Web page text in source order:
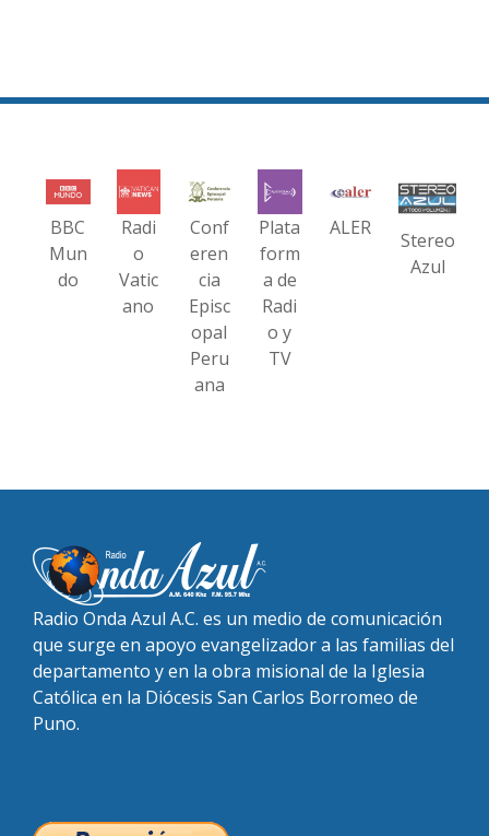
BBC
Mun
do
Radi
o
Vatic
ano
Conf
eren
cia
Episc
opal
Peru
ana
Plata
form
a de
Radi
o y
TV
ALER
Stereo
Azul
Radio Onda Azul A.C. es un medio de comunicación
que surge en apoyo evangelizador a las familias del
departamento y en la obra misional de la Iglesia
Católica en la Diócesis San Carlos Borromeo de
Puno.